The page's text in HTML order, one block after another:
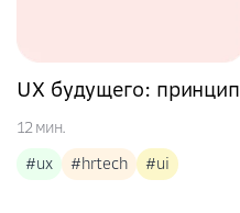
UX будущего:
12 мин.
#ux
#hrtech #ui